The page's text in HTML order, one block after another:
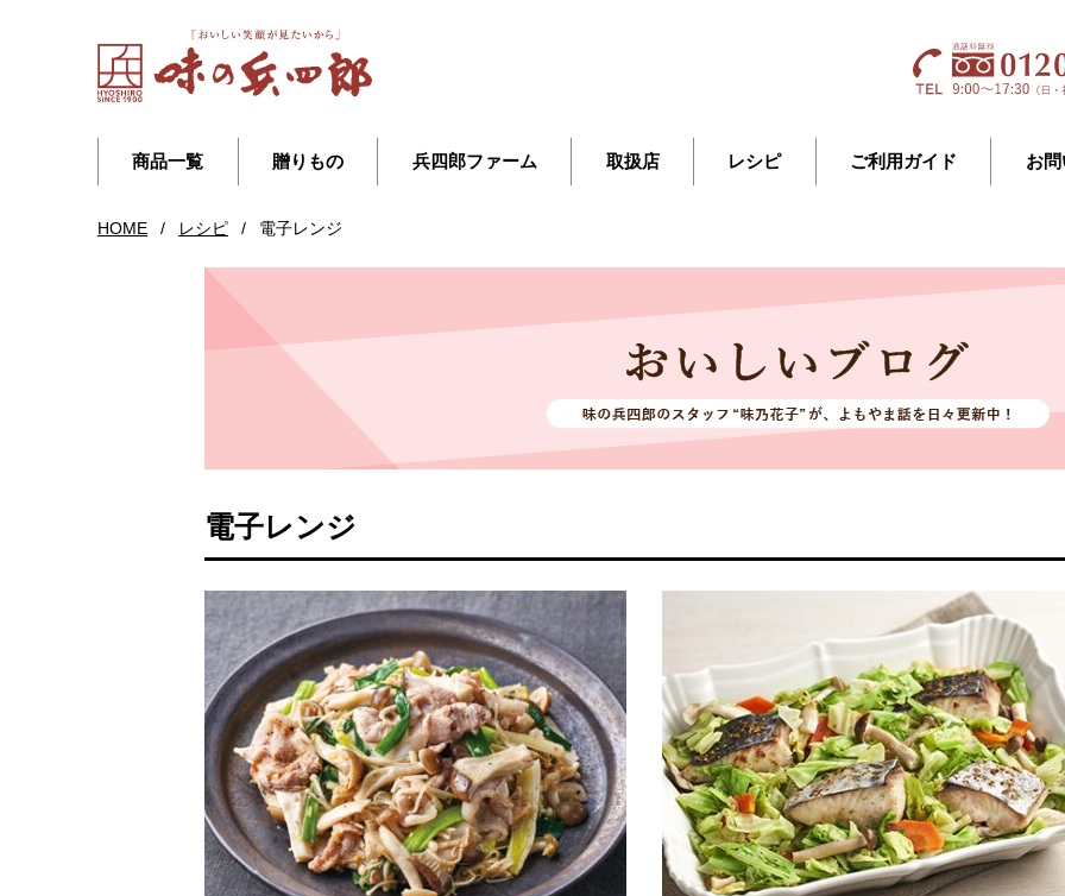
商品一覧 贈りもの 兵四郎ファーム 取扱店 レシピ ご利用ガイド お
HOME / レシピ / 電子レンジ
電子レンジ